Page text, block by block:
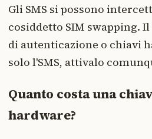
Gli SMS si possono
cosiddetto SIM swapping.
di autenticazione o chiavi
solo l'SMS, attivalo
Quanto costa una
hardware?